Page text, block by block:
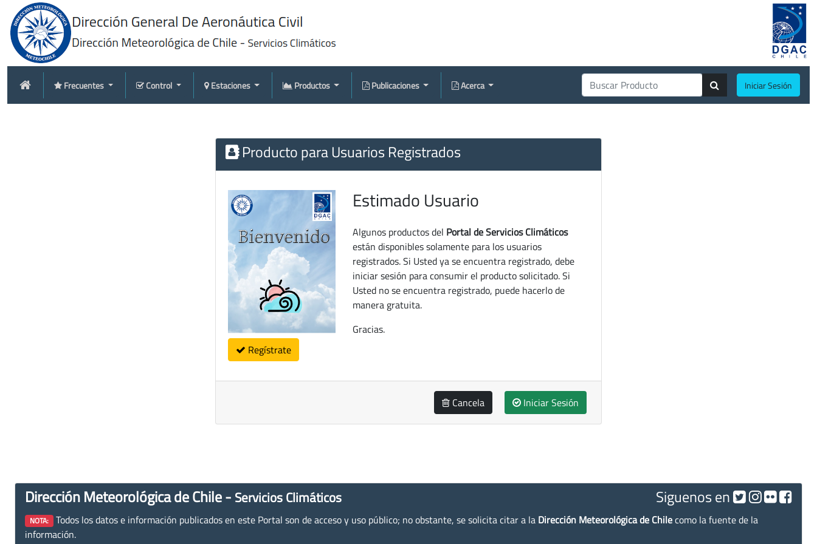
Frecuentes Control Estaciones Productos Publicaciones Acerca Iniciar Sesión
Producto para Usuarios Registrados
Regístrate
Estimado Usuario
Algunos productos del Portal de Servicios Climáticos
están disponibles solamente para los usuarios
registrados. Si Usted ya se encuentra registrado, debe
iniciar sesión para consumir el producto solicitado. Si
Usted no se encuentra registrado, puede hacerlo de
manera gratuita.
Gracias.
Cancela Iniciar Sesión
Dirección Meteorológica de Chile - Servicios Climáticos Siguenos en
NOTA: Todos los datos e información publicados en este Portal son de acceso y uso público; no obstante, se solicita citar a la Dirección Meteorológica de Chilecomo la fuente de la
información.